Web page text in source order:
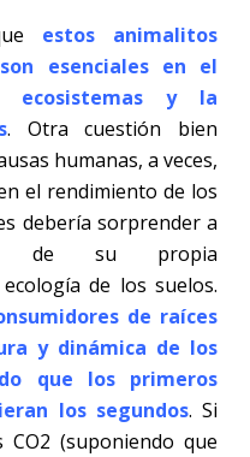
estos
animalitos
esenciales en el
ecosistemas y la
. Otra cuestión bien
humanas, a veces,
el rendimiento de los
debería sorprender a
de su propia
de los suelos.
de raíces
y dinámica de los
que los primeros
los segundos. Si
(suponiendo que